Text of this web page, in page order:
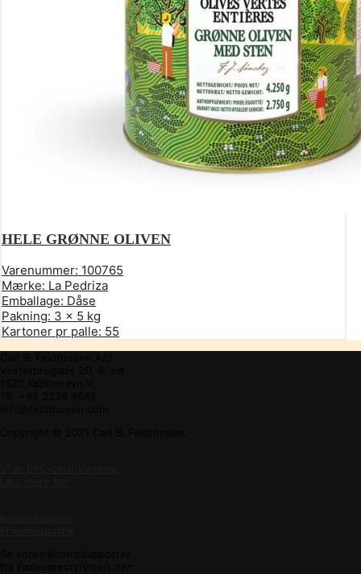
HELE GRØNNE OLIVEN
Varenummer: 100765
Mærke: La Pedriza
Emballage: Dåse
Pakning: 3 x 5 kg
Kartoner pr palle: 55